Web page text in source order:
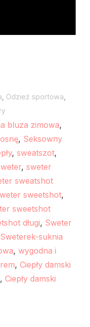
, Odzież sportowa,
bluza zimowa,
, Seksowny
, sweatszot,
, sweter
sweatshot
sweetshot,
sweetshot
długi, Sweter
Sweterek-suknia
, wygodna i
, Сiepły damski
, Сiepły damski